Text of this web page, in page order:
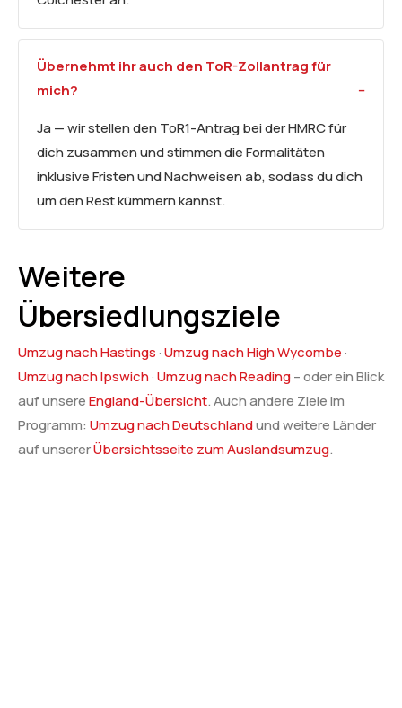
Übernehmt ihr auch den ToR-Zollantrag für
mich?
Ja — wir stellen den ToR1-Antrag bei der HMRC für
dich zusammen und stimmen die Formalitäten
inklusive Fristen und Nachweisen ab, sodass du dich
um den Rest kümmern kannst.
Weitere
Übersiedlungsziele
Umzug nach Hastings ·Umzug nach High Wycombe ·
Umzug nach Ipswich·Umzug nach Reading– oder ein Blick
auf unsereEngland-Übersicht. Auch andere Ziele im
Programm: Umzug nach Deutschlandund weitere Länder
auf unsererÜbersichtsseite zum Auslandsumzug.